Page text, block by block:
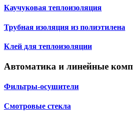
Каучуковая теплоизоляция
Трубная изоляция из полиэтилена
Клей для теплоизоляции
Автоматика и линейные
Фильтры-осушители
Смотровые стекла